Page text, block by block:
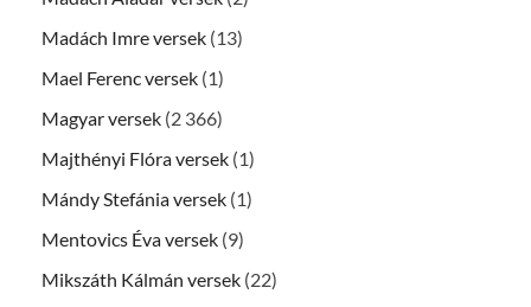
Madách Imre versek (13)
Mael Ferenc versek (1)
Magyar versek (2 366)
Majthényi Flóra versek (1)
Mándy Stefánia versek (1)
Mentovics Éva versek (9)
Mikszáth Kálmán versek (22)